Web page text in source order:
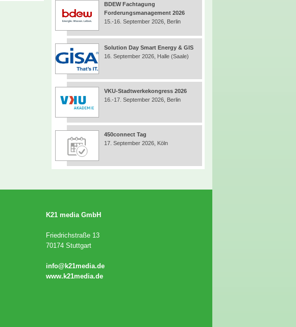
BDEW Fachtagung
Forderungsmanagement 2026
15.-16. September 2026, Berlin
Solution Day Smart Energy & GIS
16. September 2026, Halle (Saale)
VKU-Stadtwerkekongress 2026
16.-17. September 2026, Berlin
450connect Tag
17. September 2026, Köln
K21 media GmbH
Friedrichstraße 13
70174 Stuttgart
info@k21media.de
www.k21media.de